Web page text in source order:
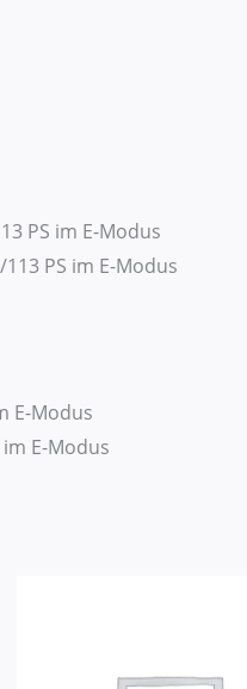
PS im E-Modus
PS im E-Modus
E-Modus
E-Modus